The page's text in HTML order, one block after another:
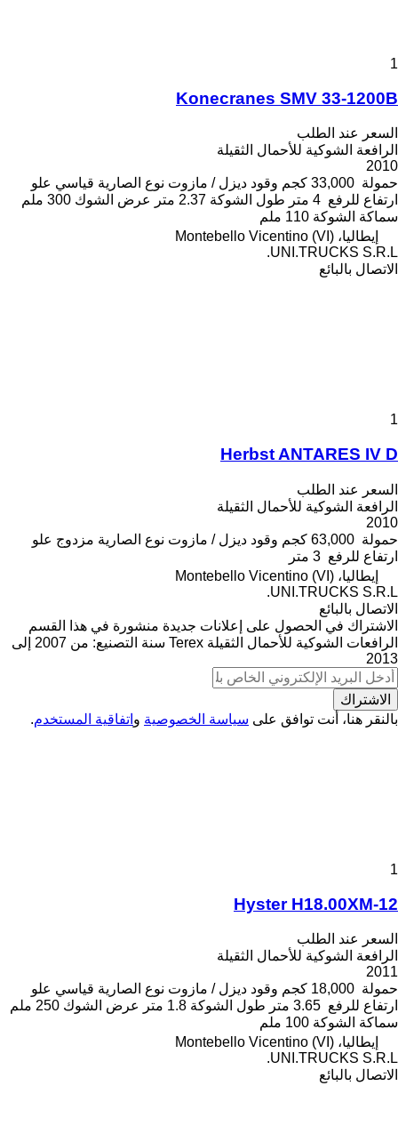
1
Konecranes SMV 33-1200B
السعر عند الطلب
الرافعة الشوكية للأحمال الثقيلة
2010
حمولة 33,000 كجم وقود ديزل / مازوت نوع الصارية قياسي علو
ارتفاع للرفع 4 متر طول الشوكة 2.37 متر عرض الشوك 300 ملم
سماكة الشوكة 110 ملم
إيطاليا، Montebello Vicentino (VI)
UNI.TRUCKS S.R.L.
الاتصال بالبائع
1
Herbst ANTARES IV D
السعر عند الطلب
الرافعة الشوكية للأحمال الثقيلة
2010
حمولة 63,000 كجم وقود ديزل / مازوت نوع الصارية مزدوج علو
ارتفاع للرفع 3 متر
إيطاليا، Montebello Vicentino (VI)
UNI.TRUCKS S.R.L.
الاتصال بالبائع
الاشتراك في الحصول على إعلانات جديدة منشورة في هذا القسم
الرافعات الشوكية للأحمال الثقيلة Terex
سنة التصنيع: من 2007 إلى
2013
الاشتراك
بالنقر هنا، أنت توافق على سياسة الخصوصية و اتفاقية المستخدم.
1
Hyster H18.00XM-12
السعر عند الطلب
الرافعة الشوكية للأحمال الثقيلة
2011
حمولة 18,000 كجم وقود ديزل / مازوت نوع الصارية قياسي علو
ارتفاع للرفع 3.65 متر طول الشوكة 1.8 متر عرض الشوك 250 ملم
سماكة الشوكة 100 ملم
إيطاليا، Montebello Vicentino (VI)
UNI.TRUCKS S.R.L.
الاتصال بالبائع